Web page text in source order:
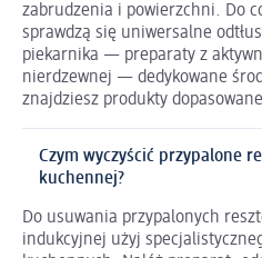
zabrudzenia i powierzchni. Do
sprawdzą się uniwersalne
piekarnika — preparaty z
nierdzewnej — dedykowane
znajdziesz produkty
Czym wyczyścić przypalone
kuchennej?
Do usuwania przypalonych
indukcyjnej użyj